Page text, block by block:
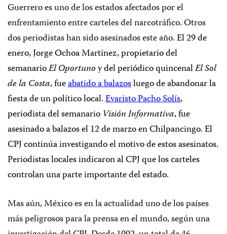
Guerrero es uno de los estados afectados por el
enfrentamiento entre carteles del narcotráfico.Otros
dos periodistas han sido asesinados este año. El 29 de
enero, Jorge Ochoa Martínez, propietario del
semanarioEl Oportunoy del periódico quincenalEl Sol
de la Costa, fueabatido a balazosluego de abandonar la
fiesta de un político local.Evaristo Pacho Solís,
periodista del semanario Visión Informativa, fue
asesinado a balazos el 12 de marzo en Chilpancingo. El
CPJ continúa investigando el motivo de estos asesinatos.
Periodistas locales indicaron al CPJ que los carteles
controlan una parte importante del estado.
Mas aún, México es en la actualidad uno de los países
más peligrosos para la prensa en el mundo, según una